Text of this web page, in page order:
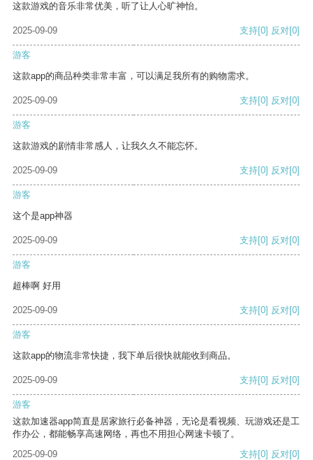
这款游戏的音乐非常优美，听了让人心旷神怡。
2025-09-09 支持[0] 反对[0]
游客
这款app的商品种类非常丰富，可以满足我所有的购物需求。
2025-09-09 支持[0] 反对[0]
游客
这款游戏的剧情非常感人，让我久久不能忘怀。
2025-09-09 支持[0] 反对[0]
游客
这个是app神器
2025-09-09 支持[0] 反对[0]
游客
超棒啊 好用
2025-09-09 支持[0] 反对[0]
游客
这款app的物流非常快捷，我下单后很快就能收到商品。
2025-09-09 支持[0] 反对[0]
游客
这款加速器app简直是居家旅行必备神器，无论是看视频、玩游戏还是工
作办公，都能畅享高速网络，再也不用担心网速卡顿了。
2025-09-09
支持[0] 反对[0]